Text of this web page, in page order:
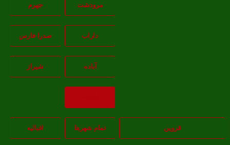
مرودشت جهرم
داراب صدرا-فارس
شيراز
قزوین تمام شهر‌ها اقبالیه